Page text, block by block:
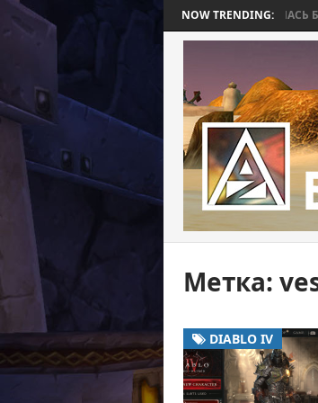
NOW TRENDING:
BEE 2. ЧАСТЬ 4: ВОЙНА, КОТОРАЯ ЗАКОНЧИЛАСЬ БЕЗ
Метка:
DIABLO IV